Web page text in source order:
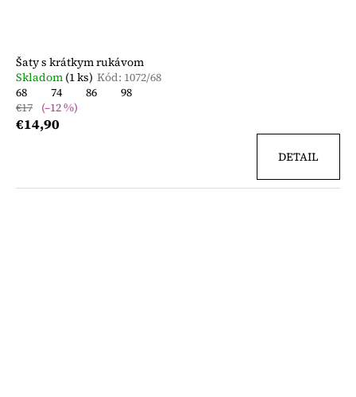
Šaty s krátkym rukávom
Skladom (1 ks) Kód: 1072/68
68
74 86
98
€17 (–12 %)
€14,90
DETAIL